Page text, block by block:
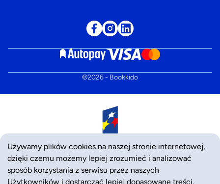
©2026- Bookkido
Używamy plików cookies na naszej stronie internetowej,
dzięki czemu możemy lepiej zrozumieć i analizować
sposób korzystania z serwisu przez naszych
Użytkowników i dostarczać lepiej dopasowane treści.